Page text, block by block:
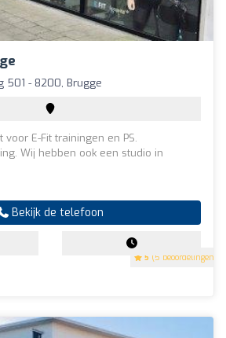
5 (5 beoordelingen)
501 - 8200, Brugge
E-Fit trainingen en PS.
Wij hebben ook een studio in
Bekijk de telefoon